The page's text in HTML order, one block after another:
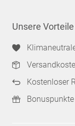
Unsere Vorteile
Kostenloser